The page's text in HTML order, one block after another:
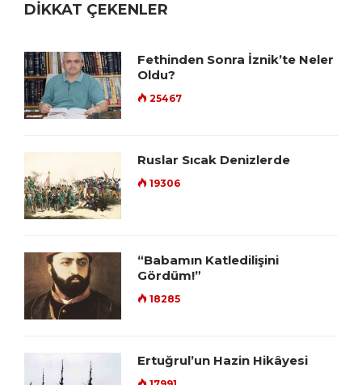
DİKKAT ÇEKENLER
Fethinden Sonra İznik’te Neler
Oldu?
25467
Ruslar Sıcak Denizlerde
19306
“Babamın Katledilişini
Gördüm!”
18285
Ertuğrul’un Hazin Hikâyesi